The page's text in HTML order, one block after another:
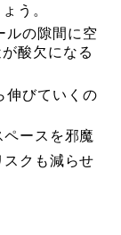
う。
ルの隙間に空
酸欠になる
伸びていくの
ースを邪魔
クも減らせ